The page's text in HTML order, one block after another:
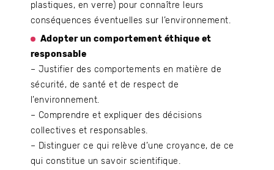
plastiques, en verre) pour connaître leurs
conséquences éventuelles sur l’environnement.
Adopter un comportement éthique et
responsable
– Justifier des comportements en matière de
sécurité, de santé et de respect de
l’environnement.
– Comprendre et expliquer des décisions
collectives et responsables.
– Distinguer ce qui relève d’une croyance, de ce
qui constitue un savoir scientifique.